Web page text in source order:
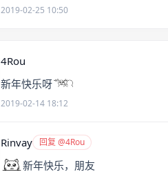
2019-02-25 10:50
4Rou
新年快乐呀
2019-02-14 18:12
Rinvay 回复 @4Rou
新年快乐，朋友